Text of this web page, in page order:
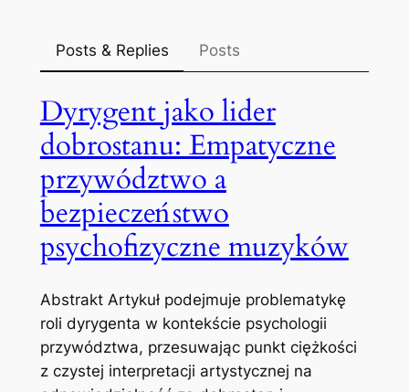
Posts & Replies Posts
Dyrygent jako lider
dobrostanu: Empatyczne
przywództwo a
bezpieczeństwo
psychofizyczne muzyków
Abstrakt Artykuł podejmuje problematykę
roli dyrygenta w kontekście psychologii
przywództwa, przesuwając punkt ciężkości
z czystej interpretacji artystycznej na